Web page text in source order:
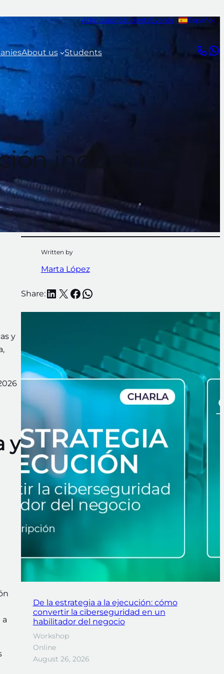
AdmissionStudentsEvents Español
About us Students
industrial?
y
y
Written by
Marta López
Share:LinkedIn
X Facebook
WhatsApp
De la estrategia a la ejecución: cómo
convertir la ciberseguridad en un
habilitador del negocio
Workshop
Online
August 26, 2026